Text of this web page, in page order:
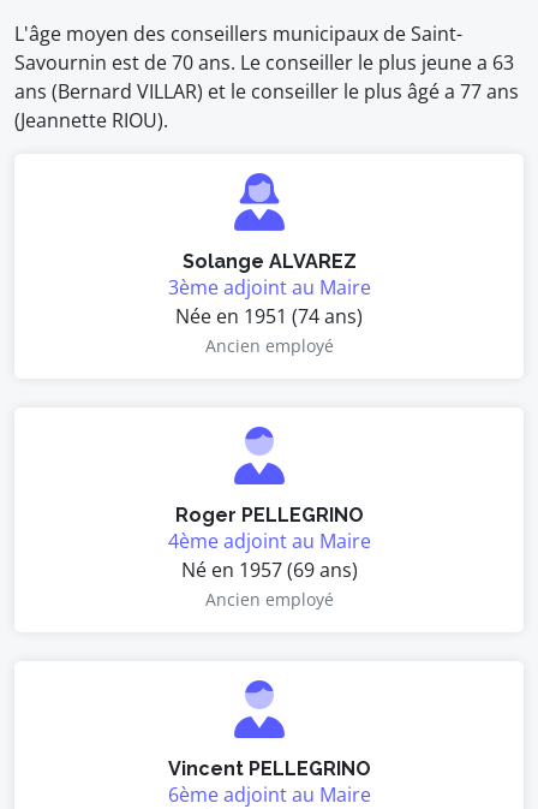
L'âge moyen des conseillers municipaux de Saint-
Savournin est de 70 ans. Le conseiller le plus jeune a 63
ans (Bernard VILLAR) et le conseiller le plus âgé a 77 ans
(Jeannette RIOU).
Solange ALVAREZ
3ème adjoint au Maire
Née en 1951 (74 ans)
Ancien employé
Roger PELLEGRINO
4ème adjoint au Maire
Né en 1957 (69 ans)
Ancien employé
Vincent PELLEGRINO
6ème adjoint au Maire